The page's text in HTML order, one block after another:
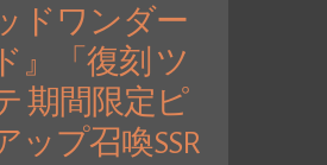
ドワンダー
』「復刻 ツ
期間限定ピ
ップ召喚SSR